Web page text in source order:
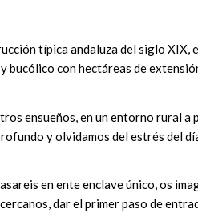
típica andaluza del siglo XIX,
bucólico con hectáreas de
ensueños, en un entorno rural a
y olvidamos del estrés del
en ente enclave único, os
dar el primer paso de